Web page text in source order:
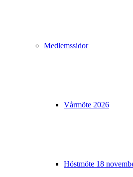
Medlemssidor
Vårmöte 2026
Höstmöte 18